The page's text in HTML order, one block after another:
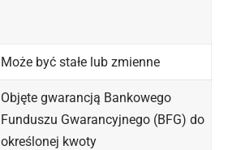
Może być stałe lub zmienne
Objęte gwarancją Bankowego
Funduszu Gwarancyjnego (BFG) do
określonej kwoty